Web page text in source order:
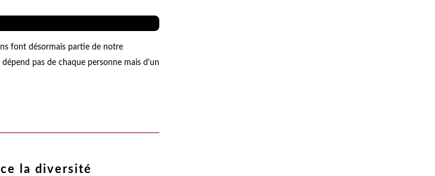
font désormais partie de notre
pas de chaque personne mais d'un
la diversité